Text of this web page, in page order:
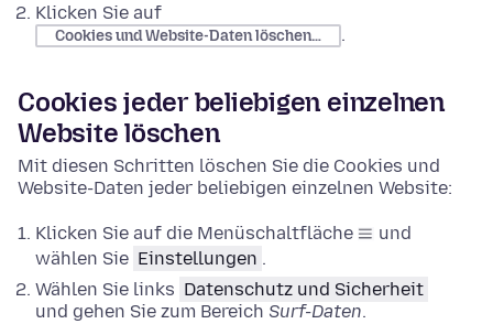
Klicken Sie auf
Cookies und Website-Daten löschen… .
Cookies jeder beliebigen einzelnen
Website löschen
Mit diesen Schritten löschen Sie die Cookies und
Website-Daten jeder beliebigen einzelnen Website:
Klicken Sie auf die Menüschaltfläche
und
wählen Sie Einstellungen .
Wählen Sie links Datenschutz und Sicherheit
und gehen Sie zum Bereich Surf-Daten.